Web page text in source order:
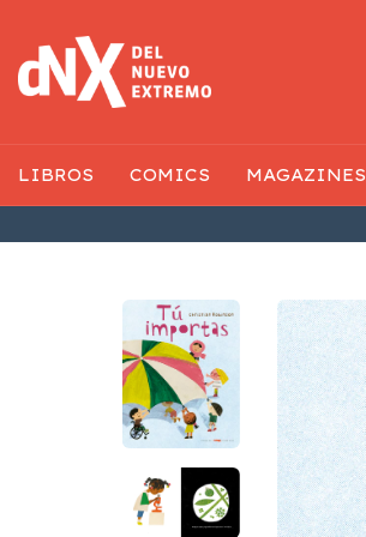
LIBROS COMICS MAGAZINES